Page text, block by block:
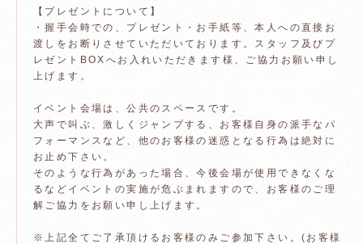
【プレゼントについて】
・握手会時での、プレゼント・お手紙等、本人への直接お
渡しをお断りさせていただいております。スタッフ及びプ
レゼントBOXへお入れいただきます様、ご協力お願い申し
上げます。
イベント会場は、公共のスペースです。
大声で叫ぶ、激しくジャンプする、お客様自身の派手なパ
フォーマンスなど、他のお客様の迷惑となる行為は絶対に
お止め下さい。
そのような行為があった場合、今後会場が使用できなくな
るなどイベントの実施が危ぶまれますので、お客様のご理
解ご協力をお願い申し上げます。
※上記全てご了承頂けるお客様のみご参加下さい。(お客様